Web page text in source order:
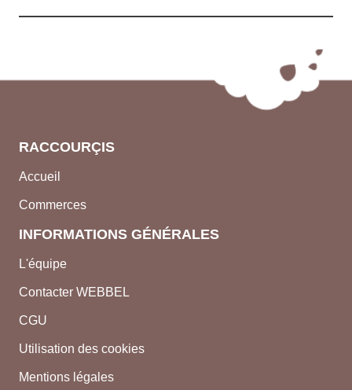
RACCOURÇIS
Accueil
Commerces
INFORMATIONS GÉNÉRALES
L'équipe
Contacter WEBBEL
CGU
Utilisation des cookies
Mentions légales